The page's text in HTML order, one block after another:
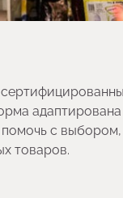
с
товаров.